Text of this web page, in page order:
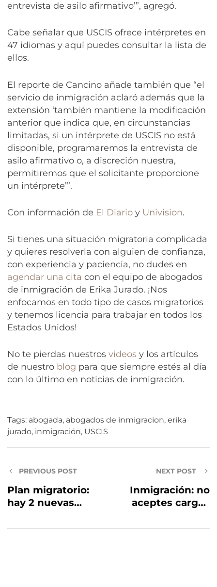
entrevista de asilo afirmativo’”, agregó.
Cabe señalar que USCIS ofrece intérpretes en
47 idiomas y aquí puedes consultar la lista de
ellos.
El reporte de Cancino añade también que “el
servicio de inmigración aclaró además que la
extensión ‘también mantiene la modificación
anterior que indica que, en circunstancias
limitadas, si un intérprete de USCIS no está
disponible, programaremos la entrevista de
asilo afirmativo o, a discreción nuestra,
permitiremos que el solicitante proporcione
un intérprete’”.
Con información de El Diario y Univision.
Si tienes una situación migratoria complicada
y quieres resolverla con alguien de confianza,
con experiencia y paciencia, no dudes en
agendar una cita con el equipo de abogados
de inmigración de Erika Jurado. ¡Nos
enfocamos en todo tipo de casos migratorios
y tenemos licencia para trabajar en todos los
Estados Unidos!
No te pierdas nuestros videos y los artículos
de nuestro blog para que siempre estés al día
con lo último en noticias de inmigración.
Tags: abogada, abogados de inmigracion, erika
jurado, inmigración, USCIS
PREVIOUS POST
Plan migratorio:
hay 2 nuevas
de republicanos
NEXT POST
Inmigración: no
aceptes cargos
corte sin